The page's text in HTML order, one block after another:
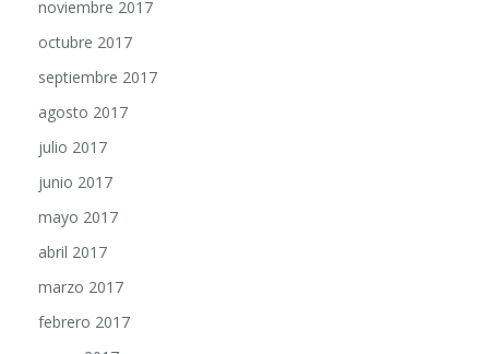
octubre 2017
septiembre 2017
agosto 2017
julio 2017
junio 2017
mayo 2017
abril 2017
marzo 2017
febrero 2017
enero 2017